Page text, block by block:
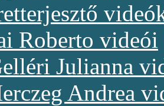
Roberto videói
Julianna
Andrea